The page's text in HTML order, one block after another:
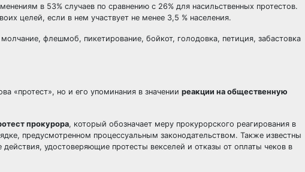
в 53% случаев по сравнению с 26% для насильственных протестов.
целей, если в нем участвует не менее 3,5 % населения.
флешмоб, пикетирование, бойкот, голодовка, петиция, забастовка
«протест», но и его упоминания в значении реакции на общественную
прокурора, который обозначает меру прокурорского реагирования в
предусмотренном процессуальным законодательством. Также известны
удостоверяющие протесты векселей и отказы от оплаты чеков в